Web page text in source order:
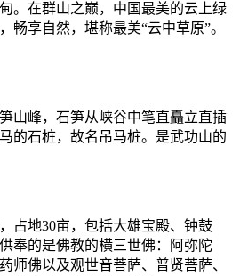
。在群山之巅，中国最美的云上绿
畅享自然，堪称最美“云中草原”。
山峰，石笋从峡谷中笔直矗立直插
的石桩，故名吊马桩。是武功山的
占地30亩，包括大雄宝殿、钟鼓
奉的是佛教的横三世佛：阿弥陀
师佛以及观世音菩萨、普贤菩萨、